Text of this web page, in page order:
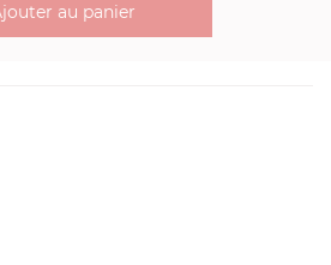
au panier